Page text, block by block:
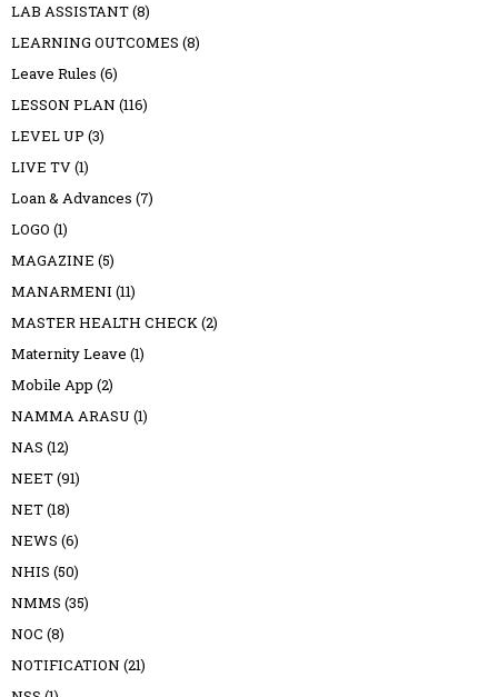
LAB ASSISTANT(8)
LEARNING OUTCOMES (8)
Leave Rules (6)
LESSON PLAN (116)
LEVEL UP (3)
LIVE TV(1)
Loan & Advances (7)
LOGO (1)
MAGAZINE (5)
MANARMENI (11)
MASTER HEALTH CHECK(2)
Maternity Leave (1)
Mobile App (2)
NAMMA ARASU (1)
NAS (12)
NEET(91)
NET(18)
NEWS (6)
NHIS (50)
NMMS (35)
NOC (8)
NOTIFICATION (21)